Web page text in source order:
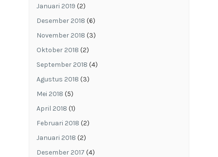
Januari 2019 (2)
Desember 2018 (6)
November 2018 (3)
Oktober 2018 (2)
September 2018 (4)
Agustus 2018 (3)
Mei 2018 (5)
April 2018 (1)
Februari 2018 (2)
Januari 2018 (2)
Desember 2017 (4)